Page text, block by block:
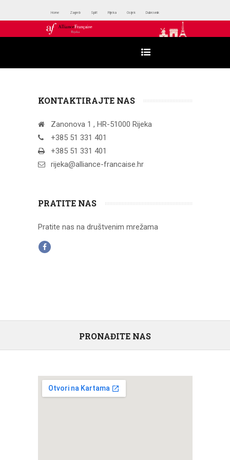
Home Zagreb Split Rijeka Osijek Dubrovnik
KONTAKTIRAJTE NAS
Zanonova 1 , HR-51000 Rijeka
+385 51 331 401
+385 51 331 401
rijeka@alliance-francaise.hr
PRATITE NAS
Pratite nas na društvenim mrežama
PRONAĐITE NAS